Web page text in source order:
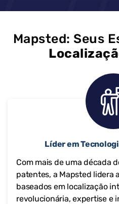
Mapsted: Seus
Líder em
Com mais de uma década
patentes, a Mapsted lidera
baseados em localização
revolucionária, expertise e